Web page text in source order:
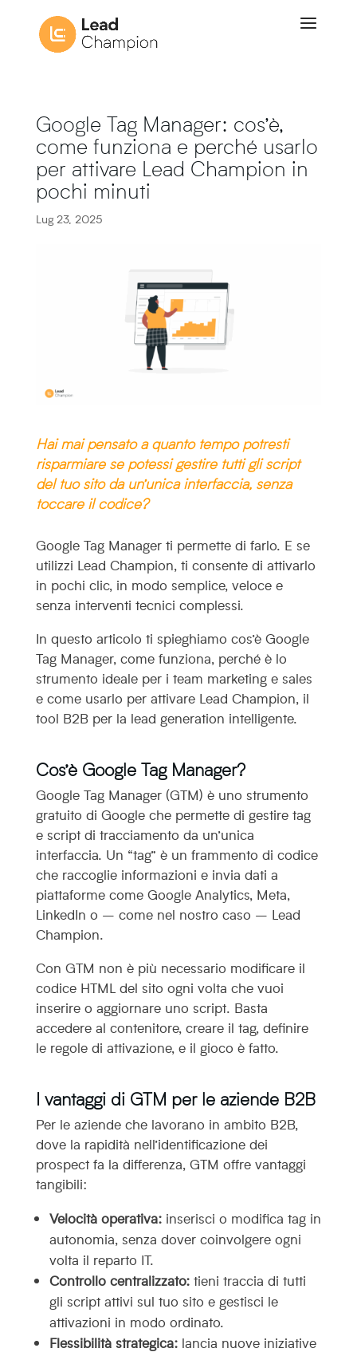
Google Tag Manager: cos’è,
come funziona e perché usarlo
per attivare Lead Champion in
pochi minuti
Lug 23, 2025
Hai mai pensato a quanto tempo potresti
risparmiare se potessi gestire tutti gli script
del tuo sito da un’unica interfaccia, senza
toccare il codice?
Google Tag Manager ti permette di farlo. E se
utilizzi Lead Champion, ti consente di attivarlo
in pochi clic, in modo semplice, veloce e
senza interventi tecnici complessi.
In questo articolo ti spieghiamo cos’è Google
Tag Manager, come funziona, perché è lo
strumento ideale per i team marketing e sales
e come usarlo per attivare Lead Champion, il
tool B2B per la lead generation intelligente.
Cos’è Google Tag Manager?
Google Tag Manager (GTM) è uno strumento
gratuito di Google che permette di gestire tag
e script di tracciamento da un’unica
interfaccia. Un “tag” è un frammento di codice
che raccoglie informazioni e invia dati a
piattaforme come Google Analytics, Meta,
LinkedIn o – come nel nostro caso – Lead
Champion.
Con GTM non è più necessario modificare il
codice HTML del sito ogni volta che vuoi
inserire o aggiornare uno script. Basta
accedere al contenitore, creare il tag, definire
le regole di attivazione, e il gioco è fatto.
I vantaggi di GTM per le aziende B2B
Per le aziende che lavorano in ambito B2B,
dove la rapidità nell’identificazione dei
prospect fa la differenza, GTM offre vantaggi
tangibili:
Velocità operativa:inserisci o modifica tag in
autonomia, senza dover coinvolgere ogni
volta il reparto IT.
Controllo centralizzato:tieni traccia di tutti
gli script attivi sul tuo sito e gestisci le
attivazioni in modo ordinato.
Flessibilità strategica:lancia nuove iniziative